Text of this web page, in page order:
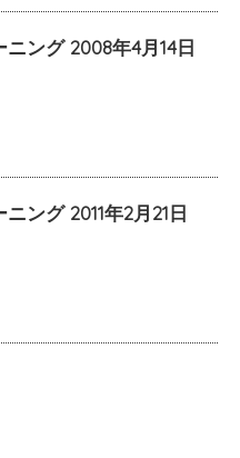
ング 2008年4月14日
ング 2011年2月21日